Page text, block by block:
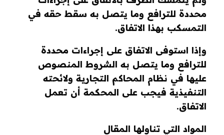
محددة للترافع وما يتصل به سقط حقه في
التمسكب بهذا الاتفاق.
وإذا استوفى الاتفاق على إجراءات محددة
للترافع وما يتصل به الشروط المنصوص
عليها في نظام المحاكم التجارية ولائحته
التنفيذية فيجب على المحكمة أن تعمل
الاتفاق.
المواد التي تناولها المقال